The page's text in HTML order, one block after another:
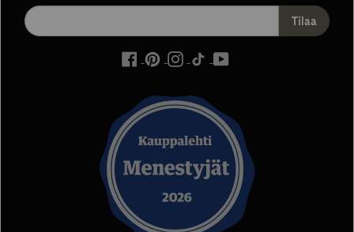
ulkoinen
avautuu
uuteen
välilehteen
ulkoinen
avautuu
uuteen
välilehteen
ulkoinen
avautuu
uuteen
välilehteen
ulkoinen
uuteen
välilehteen
välilehteen